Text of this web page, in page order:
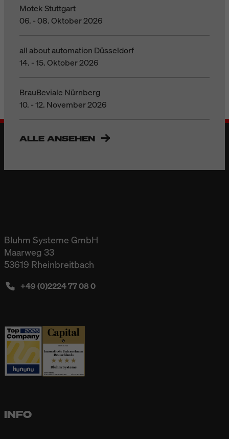
Motek Stuttgart
06. - 08. Oktober 2026
all about automation Düsseldorf
14. - 15. Oktober 2026
BrauBeviale Nürnberg
10. - 12. November 2026
ALLE ANSEHEN
Bluhm Systeme GmbH
Maarweg 33
53619 Rheinbreitbach
+49 (0)2224 77 08 0
INFO